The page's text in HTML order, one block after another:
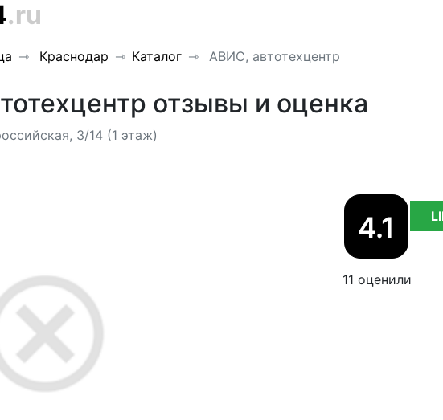
.ru
Краснодар Каталог АВИС, автотехцентр
отзывы и оценка
3/14 (1 этаж)
4.1
11 оценили